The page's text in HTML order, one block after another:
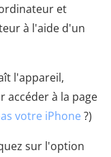
et
à l'aide d'un
l'appareil,
accéder à la page
votre iPhone ?)
sur l'option